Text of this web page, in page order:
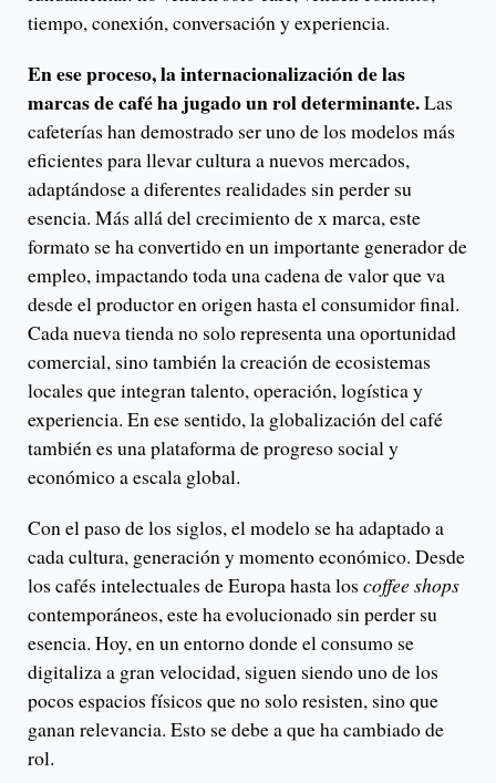
tiempo, conexión, conversación y experiencia.
En ese proceso, la internacionalización de las
marcas de café ha jugado un rol determinante.Las
cafeterías han demostrado ser uno de los modelos más
eficientes para llevar cultura a nuevos mercados,
adaptándose a diferentes realidades sin perder su
esencia. Más allá del crecimiento de x marca, este
formato se ha convertido en un importante generador de
empleo, impactando toda una cadena de valor que va
desde el productor en origen hasta el consumidor final.
Cada nueva tienda no solo representa una oportunidad
comercial, sino también la creación de ecosistemas
locales que integran talento, operación, logística y
experiencia. En ese sentido, la globalización del café
también es una plataforma de progreso social y
económico a escala global.
Con el paso de los siglos, el modelo se ha adaptado a
cada cultura, generación y momento económico. Desde
los cafés intelectuales de Europa hasta los coffee shops
contemporáneos, este ha evolucionado sin perder su
esencia. Hoy, en un entorno donde el consumo se
digitaliza a gran velocidad, siguen siendo uno de los
pocos espacios físicos que no solo resisten, sino que
ganan relevancia. Esto se debe a que ha cambiado de
rol.